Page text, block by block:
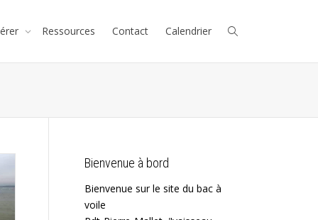
Ressources Contact Calendrier
Bienvenue à bord
Bienvenue sur le site du bac à
voile